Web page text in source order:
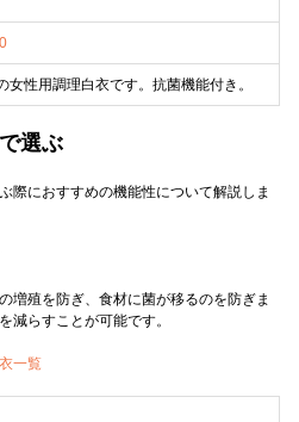
性用調理白衣です。抗菌機能付き。
選ぶ
際におすすめの機能性について解説しま
増殖を防ぎ、食材に菌が移るのを防ぎま
減らすことが可能です。
一覧